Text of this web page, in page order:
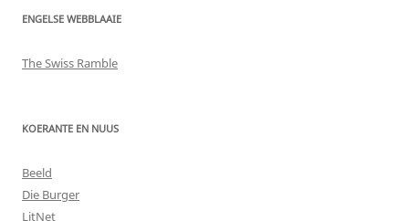
ENGELSE WEBBLAAIE
The Swiss Ramble
KOERANTE EN NUUS
Beeld
Die Burger
LitNet